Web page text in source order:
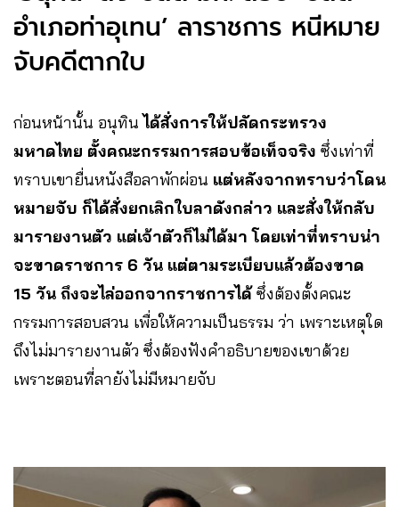
อำเภอท่าอุเทน’ ลาราชการ หนีหมาย
จับคดีตากใบ
ก่อนหน้านั้น อนุทินได้สั่งการให้ปลัดกระทรวง
มหาดไทย ตั้งคณะกรรมการสอบข้อเท็จจริง ซึ่งเท่าที่
ทราบเขายื่นหนังสือลาพักผ่อน แต่หลังจากทราบว่าโดน
หมายจับ ก็ได้สั่งยกเลิกใบลาดังกล่าว และสั่งให้กลับ
มารายงานตัว แต่เจ้าตัวก็ไม่ได้มา โดยเท่าที่ทราบน่า
จะขาดราชการ 6 วัน แต่ตามระเบียบแล้วต้องขาด
15 วัน ถึงจะไล่ออกจากราชการได้ซึ่งต้องตั้งคณะ
กรรมการสอบสวน เพื่อให้ความเป็นธรรม ว่า เพราะเหตุใด
ถึงไม่มารายงานตัว ซึ่งต้องฟังคำอธิบายของเขาด้วย
เพราะตอนที่ลายังไม่มีหมายจับ